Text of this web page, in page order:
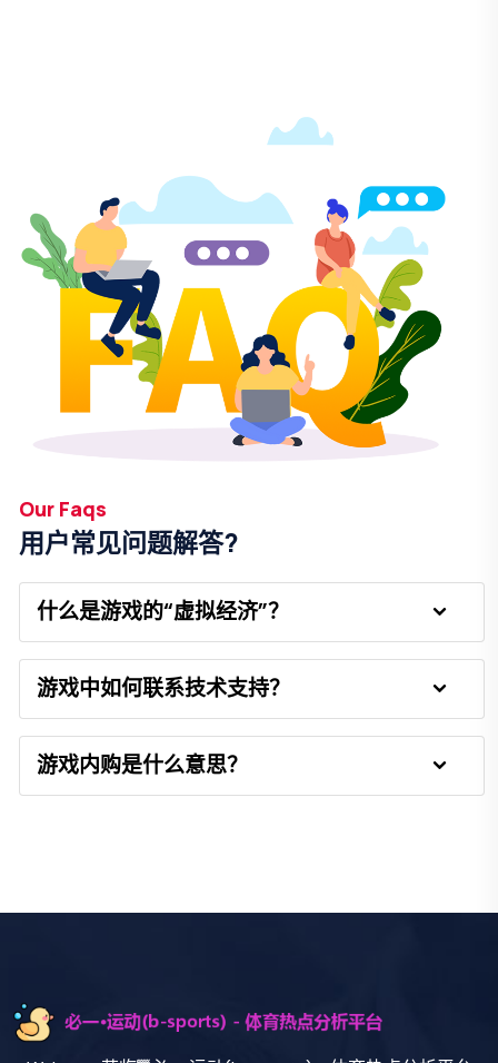
Our Faqs
用户常见问题解答?
什么是游戏的“虚拟经济”？
游戏中如何联系技术支持？
游戏内购是什么意思？